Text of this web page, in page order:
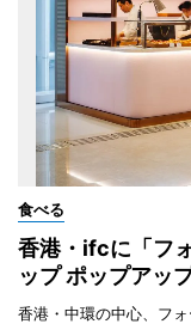
食べる
香港・ifcに「フ
ップ ポップアッ
香港・中環の中心、フ